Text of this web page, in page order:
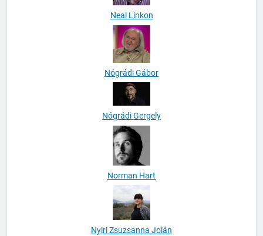
Neal Linkon
Nógrádi Gábor
Nógrádi Gergely
Norman Hart
Nyiri Zsuzsanna Jolán